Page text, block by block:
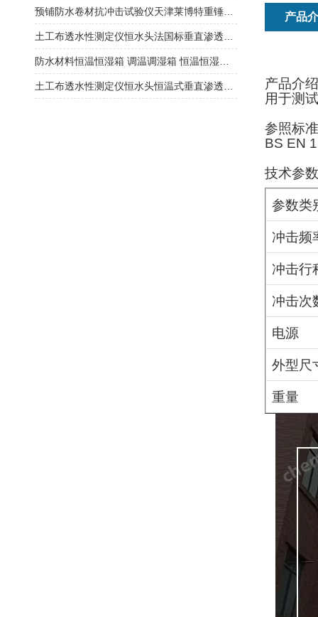
产品
产品介
用于测
参照标
BS EN
技术参
参数类
冲击频
冲击行
冲击次
电源
外型尺
重量